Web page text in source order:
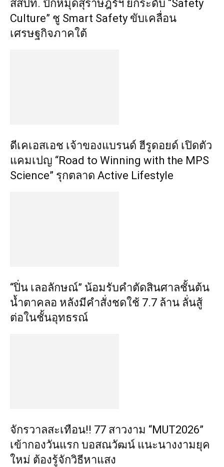
สสปท. ปักหมุดสุราษฎร์ฯ ยกระดับ “Safety
Culture” ชู Smart Safety ขับเคลื่อน
เศรษฐกิจภาคใต้
ดีเคเอสเอช เจ้าของแบรนด์ ฮีรูดอยด์ เปิดตัว
แคมเปญ “Road to Winning with the MPS
Science” รุกตลาด Active Lifestyle
“ปิ่น เลอลักษณ์” น้อมรับคำตัดสินศาลชั้นต้น
น้ำตาคลอ หลังมีคำสั่งชดใช้ 7.7 ล้าน ลั่นสู้
ต่อในชั้นอุทธรณ์
จักรวาลสะเทือน!! 77 สาวงาม “MUT2026”
เข้ากองวันแรก บอสณวัฒน์ แนะนางงามยุค
ใหม่ ต้องรู้จักวิธีหาแสง